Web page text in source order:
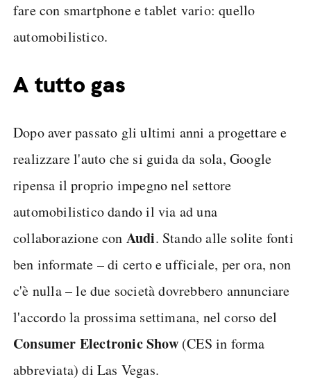
fare con smartphone e tablet vario: quello
automobilistico.
A tutto gas
Dopo aver passato gli ultimi anni a progettare e
realizzare l'auto che si guida da sola, Google
ripensa il proprio impegno nel settore
automobilistico dando il via ad una
collaborazione con Audi. Stando alle solite fonti
ben informate – di certo e ufficiale, per ora, non
c'è nulla – le due società dovrebbero annunciare
l'accordo la prossima settimana, nel corso del
Consumer Electronic Show(CES in forma
abbreviata) di Las Vegas.